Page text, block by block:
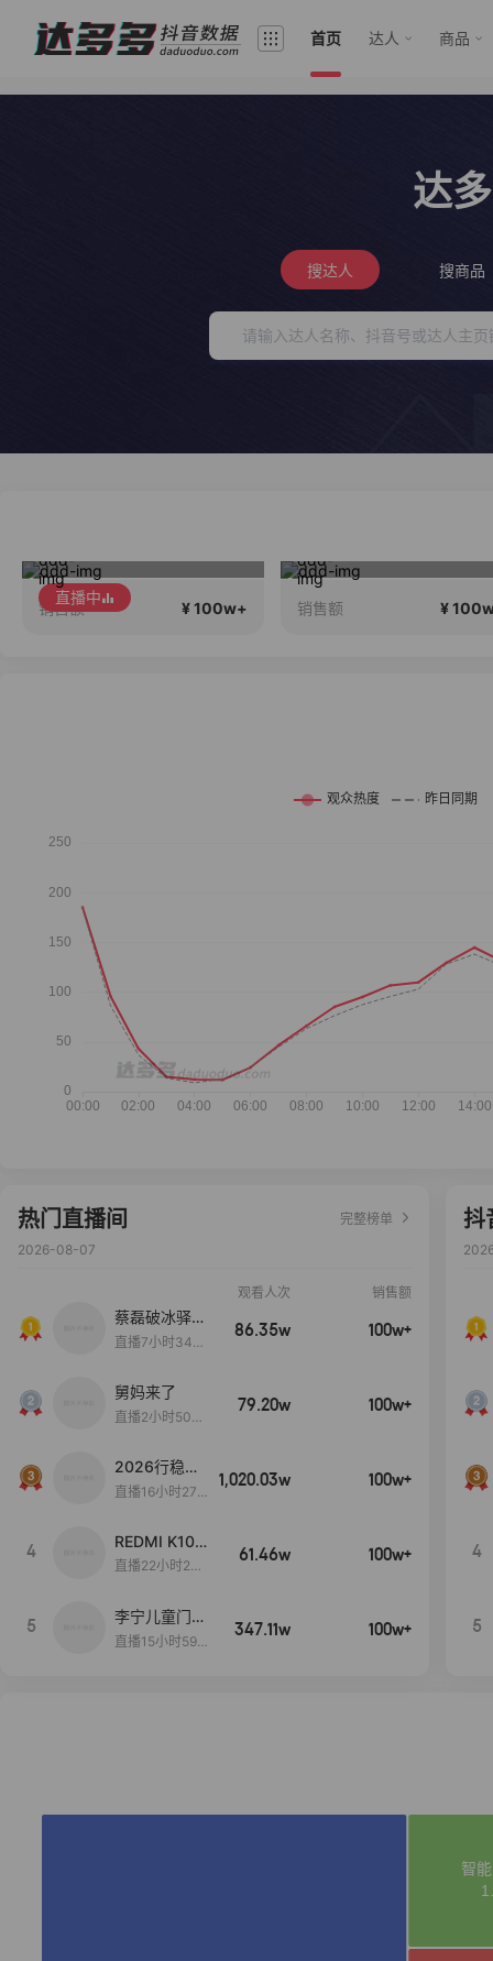
首页 达人 商品
达
搜达人 搜商品
直播中
销售额 ¥ 100w+ 销售额 ¥
热门直播间
完整榜单
2026-08-07
观看人次 销售额
蔡磊破冰驿站
直播间好物分
直播7小时34分
86.35w 100w+
舅妈来了
直播2小时50分
79.20w 100w+
2026行稳致
远
直播16小时27
1,020.03w 100w+
4
REDMI K100
Pro系列新品
启！
直播22小时28
61.46w 100w+
5
李宁儿童门店
爆款赤兔8pr
直播15小时59
347.11w 100w+
抖
4
5